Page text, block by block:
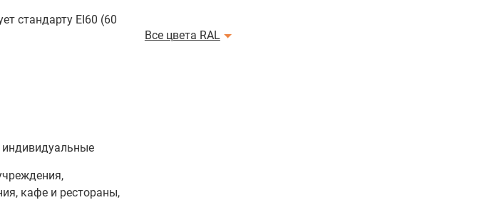
стандарту EI60 (60
кафе и рестораны,
Все цвета RAL